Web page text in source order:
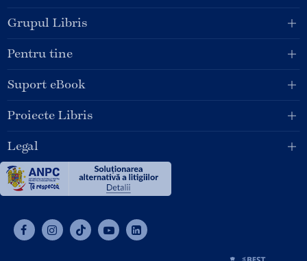
Grupul Libris
Pentru tine
Suport eBook
Proiecte Libris
Legal